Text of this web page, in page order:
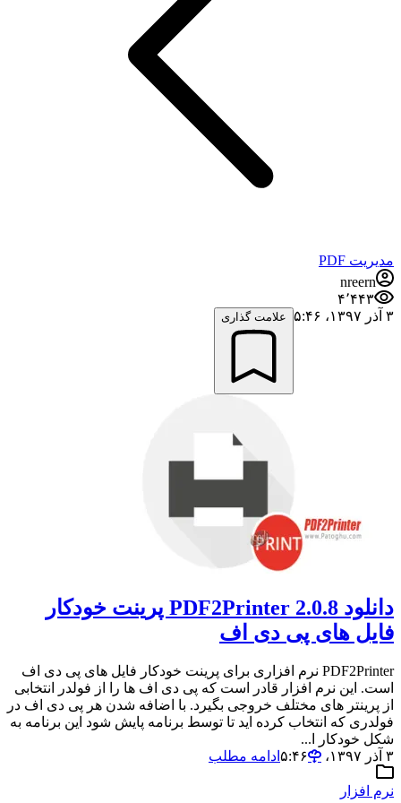
مدیریت PDF
nreern
۴٬۴۴۳
۳ آذر ۱۳۹۷،‏ ۵:۴۶
علامت گذاری
دانلود PDF2Printer 2.0.8 پرینت خودکار
فایل های پی دی اف
PDF2Printer نرم افزاری برای پرینت خودکار فایل های پی دی اف
است. این نرم افزار قادر است که پی دی اف ها را از فولدر انتخابی
از پرینتر های مختلف خروجی بگیرد. با اضافه شدن هر پی دی اف در
فولدری که انتخاب کرده اید تا توسط برنامه پایش شود این برنامه به
شکل خودکار ا...
۳ آذر ۱۳۹۷،‏ ۵:۴۶
ادامه مطلب
نرم افزار